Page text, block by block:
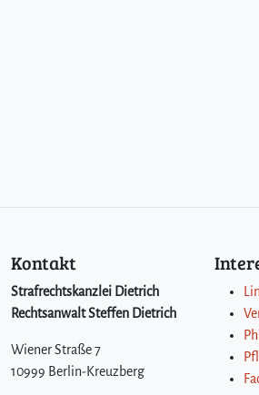
Kontakt
Strafrechtskanzlei Dietrich
Rechtsanwalt Steffen Dietrich
Wiener Straße 7
10999 Berlin-Kreuzberg